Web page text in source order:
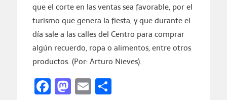
que el corte en las ventas sea favorable, por el
turismo que genera la fiesta, y que durante el
día sale a las calles del Centro para comprar
algún recuerdo, ropa o alimentos, entre otros
productos. (Por: Arturo Nieves).
Facebook
Mastodon
EmailCompartir